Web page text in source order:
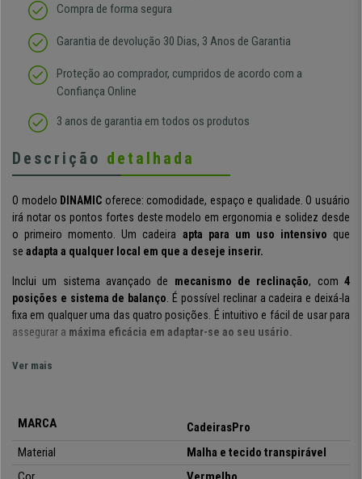
Compra de forma segura
Garantia de devolução 30 Dias, 3 Anos de Garantia
Proteção ao comprador, cumpridos de acordo com a
Confiança Online
3 anos de garantia em todos os produtos
Descrição detalhada
O modelo DINAMIC oferece: comodidade, espaço e qualidade. O usuário
irá notar os pontos fortes deste modelo em ergonomia e solidez desde
o primeiro momento. Um cadeira apta para um uso intensivo que
se adapta a qualquer local em que a deseje inserir.
Inclui um sistema avançado de mecanismo de reclinação, com4
posições e sistema de balanço . É possível reclinar a cadeira e deixá-la
fixa em qualquer uma das quatro posições. É intuitivo e fácil de usar para
assegurar a máxima eficácia em adaptar-se ao seu usário.
Modelo adaptado para o
exigente de máxima qualidade
Osapoia braços
são ajustáveis em diferentes posições (6 níveis).
Possuem almofadas macias de borracha na parte superior, para um
Ver mais
MARCA
CadeirasPro
Material
Malha e tecido transpirável